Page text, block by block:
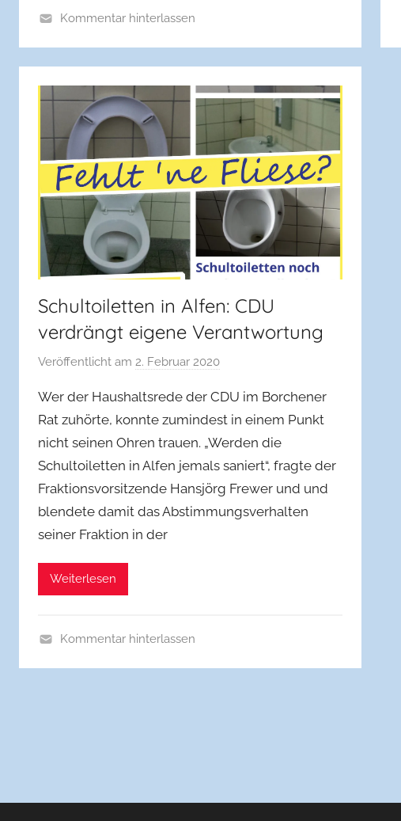
g
m
e
n
Kommentar hinterlassen
Schultoiletten in Alfen: CDU
verdrängt eigene Verantwortung
Veröffentlicht am 2. Februar 2020
n
f
w
b
b
o
Wer der Haushaltsrede der CDU im Borchener
Rat zuhörte, konnte zumindest in einem Punkt
nicht seinen Ohren trauen. „Werden die
Schultoiletten in Alfen jemals saniert“, fragte der
Fraktions­vorsitzende Hansjörg Frewer und und
blendete damit das Abstimmungsverhalten
seiner Fraktion in der
Weiterlesen
i
Kommentar hinterlassen